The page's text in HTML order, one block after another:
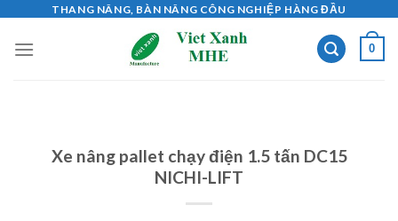
content
THANG NÂNG, BÀN NÂNG CÔNG NGHIỆP HÀNG ĐẦU
0
Xe nâng pallet chạy điện 1.5 tấn DC15
NICHI-LIFT